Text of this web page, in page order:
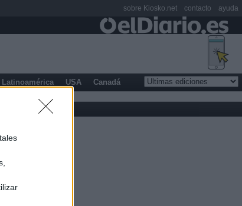
Latinoamérica USA Canadá
sobre Kiosko.net contacto ayuda